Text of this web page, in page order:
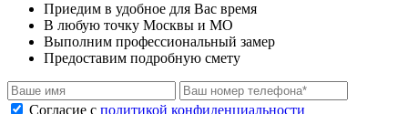
Приедим в удобное для Вас время
В любую точку Москвы и МО
Выполним профессиональный замер
Предоставим подробную смету
Cогласие с политикой конфиденциальности